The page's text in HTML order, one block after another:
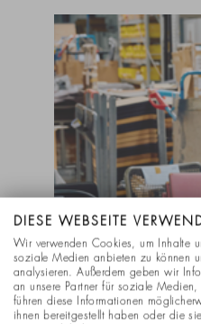
DIESE WEBSEITE
Wir verwenden Cookies, um Inhalte
soziale Medien anbieten zu können
analysieren. Außerdem geben wir
an unsere Partner für soziale
führen diese Informationen
ihnen bereitgestellt haben oder die